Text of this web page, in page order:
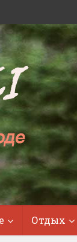
Отдых